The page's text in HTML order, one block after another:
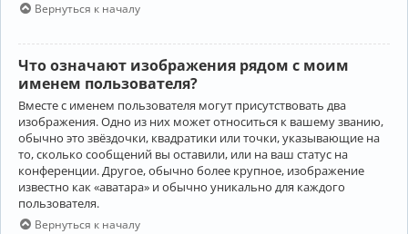
Вернуться к началу
Что означают изображения рядом с моим
именем пользователя?
Вместе с именем пользователя могут присутствовать два
изображения. Одно из них может относиться к вашему званию,
обычно это звёздочки, квадратики или точки, указывающие на
то, сколько сообщений вы оставили, или на ваш статус на
конференции. Другое, обычно более крупное, изображение
известно как «аватара» и обычно уникально для каждого
пользователя.
Вернуться к началу